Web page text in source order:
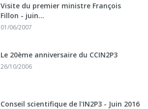
Visite du premier ministre François
Fillon - juin...
01/06/2007
Le 20ème anniversaire du CCIN2P3
26/10/2006
Conseil scientifique de l'IN2P3 - Juin 2016